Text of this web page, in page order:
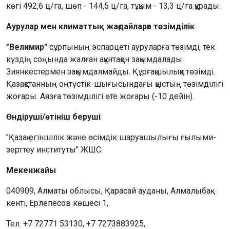
көгі 492,6 ц/га, шөп - 144,5 ц/га, тұқым - 13,3 ц/га құрады.
Аурулар мен климаттық жағдайларға төзімділік
"Велимир" сұрпының эспарцеті ауруларға төзімді, тек
күздің соңында жалған ақұнтақен зақымдалады
Зиянкестермен зақымдалмайды. Құрғақшылыққа төзімді.
Қазақстанның оңтүстік-шығысындағы қыстың төзімділігі
жоғары. Аязға төзімділігі өте жоғары (-10 дейін).
Өндіруші/өтініш беруші
"Қазақ егіншілік және өсімдік шаруашылығы ғылыми-
зерттеу институты" ЖШС.
Мекенжайы
040909, Алматы облысы, Қарасай ауданы, Алмалыбақ
кенті, Ерлепесов көшесі 1,
Тел. +7 72771 53130, +7 7273883925,